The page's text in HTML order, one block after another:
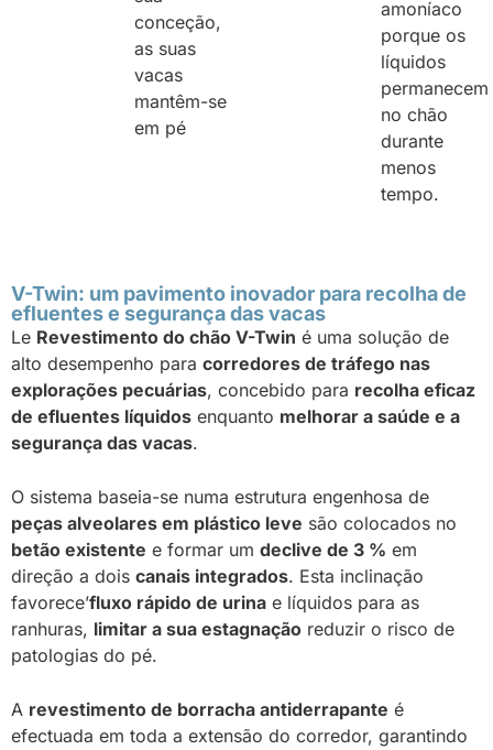
conceção,
as suas
vacas
mantêm-se
em pé
amoníaco
porque os
líquidos
permanecem
no chão
durante
menos
tempo.
V-Twin: um pavimento inovador para recolha de
efluentes e segurança das vacas
Le Revestimento do chão V-Twin é uma solução de
alto desempenho para corredores de tráfego nas
explorações pecuárias, concebido para recolha eficaz
de efluentes líquidos enquanto melhorar a saúde e a
segurança das vacas.
O sistema baseia-se numa estrutura engenhosa de
peças alveolares em plástico leve são colocados no
betão existente e formar um declive de 3 % em
direção a dois canais integrados. Esta inclinação
favorece’fluxo rápido de urina e líquidos para as
ranhuras, limitar a sua estagnação reduzir o risco de
patologias do pé.
A revestimento de borracha antiderrapante é
efectuada em toda a extensão do corredor, garantindo